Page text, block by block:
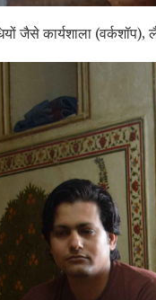
जैसे कार्यशाला